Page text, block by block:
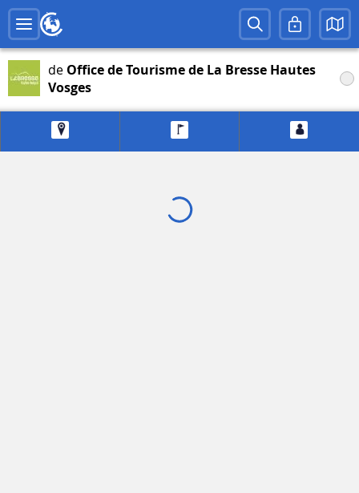
de Office de Tourisme de La Bresse Hautes
Vosges